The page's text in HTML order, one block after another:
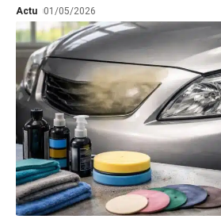
Actu 01/05/2026